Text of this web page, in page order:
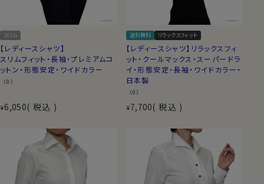
スリム
【レディースシャツ】
スリムフィット・長袖・プレミアムコ
ットン・形態安定・ワイドカラー
（0）
¥6,050 税込
送料無料 リラックスフィット
【レディースシャツ】リラックスフィ
ット・クールマックス・スーパードラ
イ・形態安定・長袖・ワイドカラー・
日本製
（0）
¥7,700 税込